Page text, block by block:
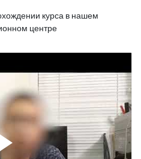
курса в нашем
центре